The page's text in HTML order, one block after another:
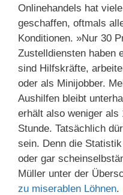
Onlinehandels hat
geschaffen, oftmals
Konditionen. »Nur 30
Zustelldiensten haben
sind Hilfskräfte,
oder als Minijobber.
Aushilfen bleibt
erhält also weniger als
Stunde. Tatsächlich
sein. Denn die
oder gar
Müller unter der
zu miserablen Löhnen.